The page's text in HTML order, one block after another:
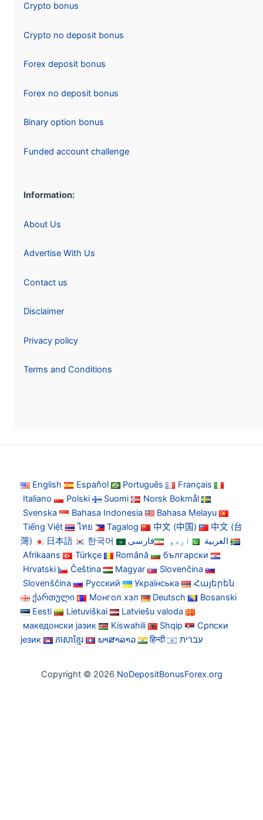
Crypto bonus
Crypto no deposit bonus
Forex deposit bonus
Forex no deposit bonus
Binary option bonus
Funded account challenge
Information:
About Us
Advertise With Us
Contact us
Disclaimer
Privacy policy
Terms and Conditions
English Español Português
Français
Italiano
Polski Suomi
Norsk Bokmål
Svenska
Bahasa Indonesia
Bahasa Melayu
Tiếng Việt
ไทย Tagalog 中文 (中国)
中文 (台
灣)
日本語 한국어 العربية اردو
فارسی
Afrikaans
Türkçe Română
български
Hrvatski
Čeština Magyar
Slovenčina
Slovenščina
Русский Українська
Հայերեն
ქართული
Монгол хэл Deutsch
Bosanski
Eesti
Lietuviškai
Latviešu valoda
македонски јазик
Kiswahili Shqip
Српски
језик
ភាសាខ្មែរ ພາສາລາວ हिन्दी עברית
Copyright © 2026 NoDepositBonusForex.org